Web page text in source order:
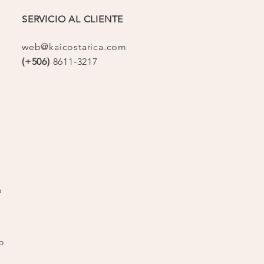
SERVICIO AL CLIENTE
web@kaicostarica.com
(+506) 8611-3217